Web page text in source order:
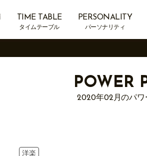
TIME TABLE
タイムテーブル
PERSONALITY
パーソナリティ
POWER
2020年02月のパワ
洋楽